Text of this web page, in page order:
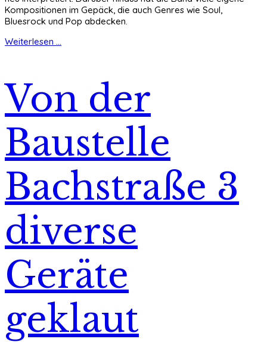
Kompositionen im Gepäck, die auch Genres wie Soul,
Bluesrock und Pop abdecken.
Weiterlesen ...
Von der
Baustelle
Bachstraße 3
diverse
Geräte
geklaut